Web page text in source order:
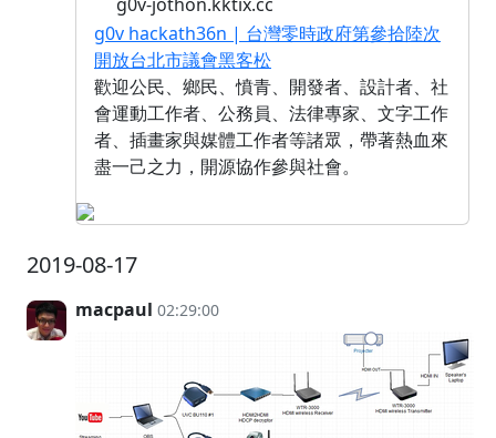
g0v hackath36n | 台灣零時政府第參拾陸次
開放台北市議會黑客松
歡迎公民、鄉民、憤青、開發者、設計者、社
會運動工作者、公務員、法律專家、文字工作
者、插畫家與媒體工作者等諸眾，帶著熱血來
盡一己之力，開源協作參與社會。
2019-08-17
macpaul 02:29:00